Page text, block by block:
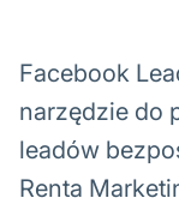
Facebook
narzędzie do
leadów
Renta